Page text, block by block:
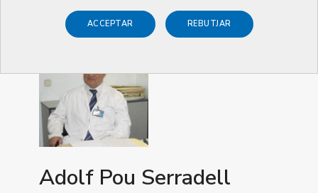
ACCEPTAR REBUTJAR
Adolf Pou Serradell